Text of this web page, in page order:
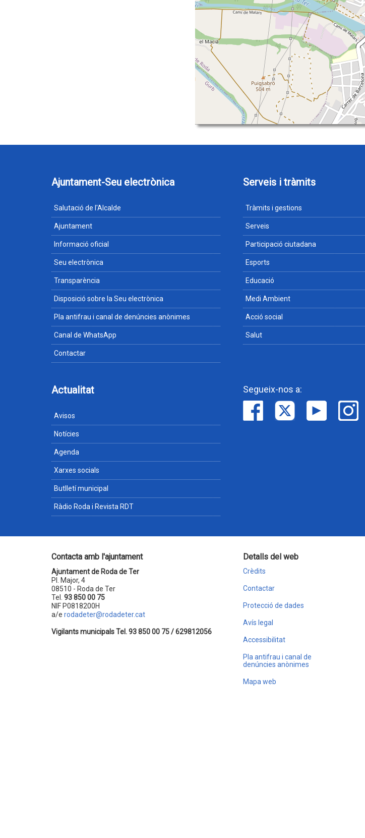
Ajuntament-Seu electrònica
Salutació de l'Alcalde
Ajuntament
Informació oficial
Seu electrònica
Transparència
Disposició sobre la Seu electrònica
Pla antifrau i canal de denúncies anònimes
Canal de WhatsApp
Contactar
Serveis i tràmits
Tràmits i gestions
Serveis
Participació ciutadana
Esports
Educació
Medi Ambient
Acció social
Salut
Actualitat
Avisos
Notícies
Agenda
Xarxes socials
Butlletí municipal
Ràdio Roda i Revista RDT
Segueix-nos a:
Contacta amb l'ajuntament
Ajuntament de Roda de Ter
Pl. Major, 4
08510 - Roda de Ter
Tel. 93 850 00 75
NIF P0818200H
a/e rodadeter@rodadeter.cat
Vigilants municipals Tel. 93 850 00 75 / 629812056
Detalls del web
Crèdits
Contactar
Protecció de dades
Avís legal
Accessibilitat
Pla antifrau i canal de
denúncies anònimes
Mapa web